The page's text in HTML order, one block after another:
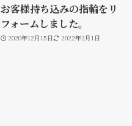
お客様持ち込みの指輪をリ
フォームしました。
2020年12月15日 2022年2月1日